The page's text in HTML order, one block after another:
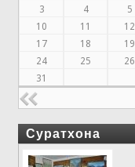
3
4 5
10
11 12
17
18 19
24
25 26
31
Суратхона